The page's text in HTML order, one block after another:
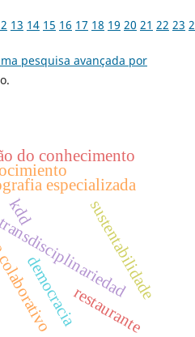
13 14 15 16 17 18 19 20 21 22 23
pesquisa avançada por
especializada
kdd
do conhecimento
sustentabilidade
democraciarestaurante